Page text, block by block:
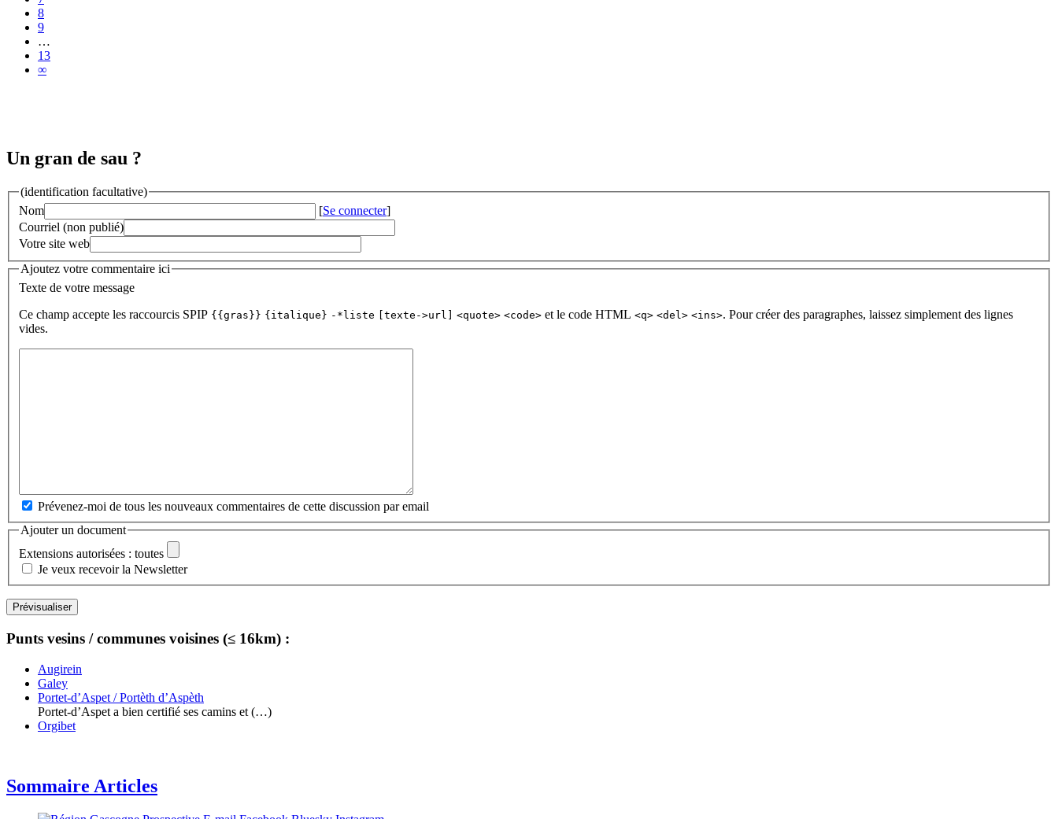
8
9
…
13
∞
Un gran de sau ?
(identification facultative)
Nom
[Se connecter]
Courriel (non publié)
Votre site web
Ajoutez votre commentaire ici
Texte de votre message
Ce champ accepte les raccourcis SPIP {{gras}} {italique} -*liste [texte->url] <quote> <code> et le code HTML <q> <del> <ins>. Pour créer des paragraphes, laissez simplement des lignes
vides.
Prévenez-moi de tous les nouveaux commentaires de cette discussion par email
Ajouter un document
Extensions autorisées : toutes
Je veux recevoir la Newsletter
Punts vesins / communes voisines (≤ 16km) :
Augirein
Galey
Portet-d’Aspet / Portèth d’Aspèth
Portet-d’Aspet a bien certifié ses camins et (…)
Orgibet
Sommaire Articles